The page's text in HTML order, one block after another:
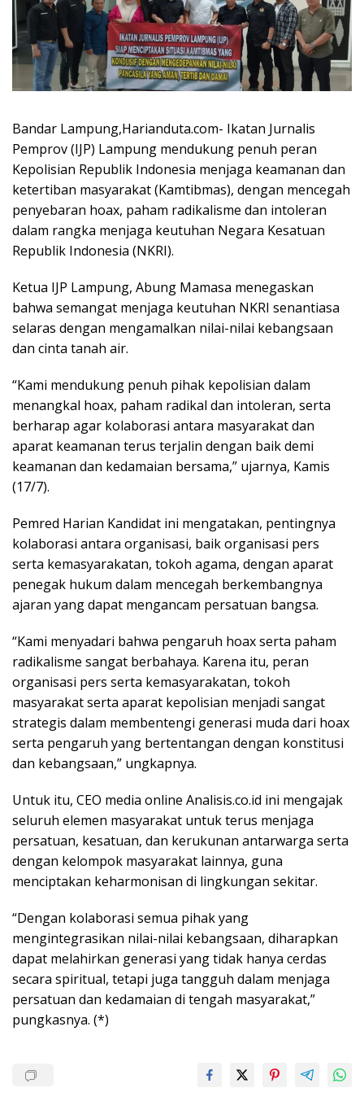
Bandar Lampung,Harianduta.com- Ikatan Jurnalis
Pemprov (IJP) Lampung mendukung penuh peran
Kepolisian Republik Indonesia menjaga keamanan dan
ketertiban masyarakat (Kamtibmas), dengan mencegah
penyebaran hoax, paham radikalisme dan intoleran
dalam rangka menjaga keutuhan Negara Kesatuan
Republik Indonesia (NKRI).
Ketua IJP Lampung, Abung Mamasa menegaskan
bahwa semangat menjaga keutuhan NKRI senantiasa
selaras dengan mengamalkan nilai-nilai kebangsaan
dan cinta tanah air.
“Kami mendukung penuh pihak kepolisian dalam
menangkal hoax, paham radikal dan intoleran, serta
berharap agar kolaborasi antara masyarakat dan
aparat keamanan terus terjalin dengan baik demi
keamanan dan kedamaian bersama,” ujarnya, Kamis
(17/7).
Pemred Harian Kandidat ini mengatakan, pentingnya
kolaborasi antara organisasi, baik organisasi pers
serta kemasyarakatan, tokoh agama, dengan aparat
penegak hukum dalam mencegah berkembangnya
ajaran yang dapat mengancam persatuan bangsa.
“Kami menyadari bahwa pengaruh hoax serta paham
radikalisme sangat berbahaya. Karena itu, peran
organisasi pers serta kemasyarakatan, tokoh
masyarakat serta aparat kepolisian menjadi sangat
strategis dalam membentengi generasi muda dari hoax
serta pengaruh yang bertentangan dengan konstitusi
dan kebangsaan,” ungkapnya.
Untuk itu, CEO media online Analisis.co.id ini mengajak
seluruh elemen masyarakat untuk terus menjaga
persatuan, kesatuan, dan kerukunan antarwarga serta
dengan kelompok masyarakat lainnya, guna
menciptakan keharmonisan di lingkungan sekitar.
“Dengan kolaborasi semua pihak yang
mengintegrasikan nilai-nilai kebangsaan, diharapkan
dapat melahirkan generasi yang tidak hanya cerdas
secara spiritual, tetapi juga tangguh dalam menjaga
persatuan dan kedamaian di tengah masyarakat,”
pungkasnya. (*)